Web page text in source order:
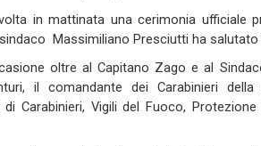
in mattinata una cerimonia ufficiale
Massimiliano Presciutti ha salutato
oltre al Capitano Zago e al
il comandante dei Carabinieri
di Carabinieri, Vigili del Fuoco,